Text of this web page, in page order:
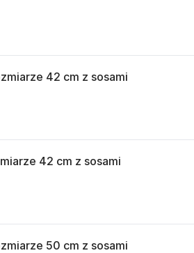
42 cm z sosami
42 cm z sosami
50 cm z sosami